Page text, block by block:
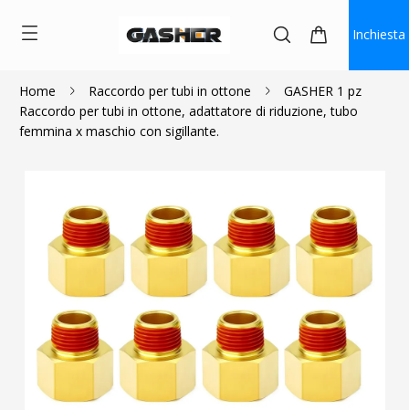
Inchiesta
Home Raccordo per tubi in ottone
GASHER 1 pz
Raccordo per tubi in ottone, adattatore di riduzione, tubo
femmina x maschio con sigillante.
$5.00 $2.40